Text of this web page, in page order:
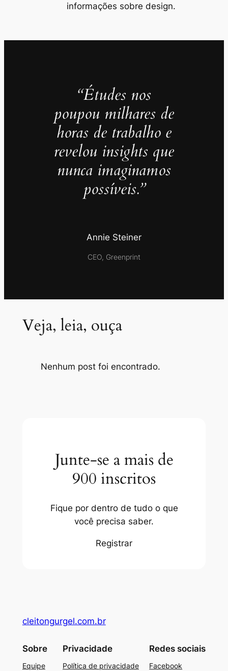
informações sobre design.
“Études nos
poupou milhares de
horas de trabalho e
revelou insights que
nunca imaginamos
possíveis.”
Annie Steiner
CEO, Greenprint
Veja, leia, ouça
Nenhum post foi encontrado.
Junte-se a mais de
900 inscritos
Fique por dentro de tudo o que
você precisa saber.
Registrar
cleitongurgel.com.br
Sobre
Equipe
Privacidade
Política de privacidade
Redes sociais
Facebook